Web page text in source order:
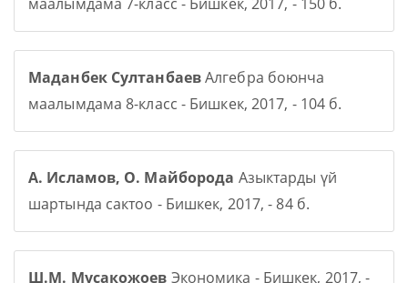
Маданбек СултанбаевАлгебра боюнча
маалымдама 8-класс - Бишкек, 2017, - 104 б.
А. Исламов, О. Майборода Азыктарды үй
шартында сактоо - Бишкек, 2017, - 84 б.
Ш.М. Мусакожоев Экономика - Бишкек, 2017, -